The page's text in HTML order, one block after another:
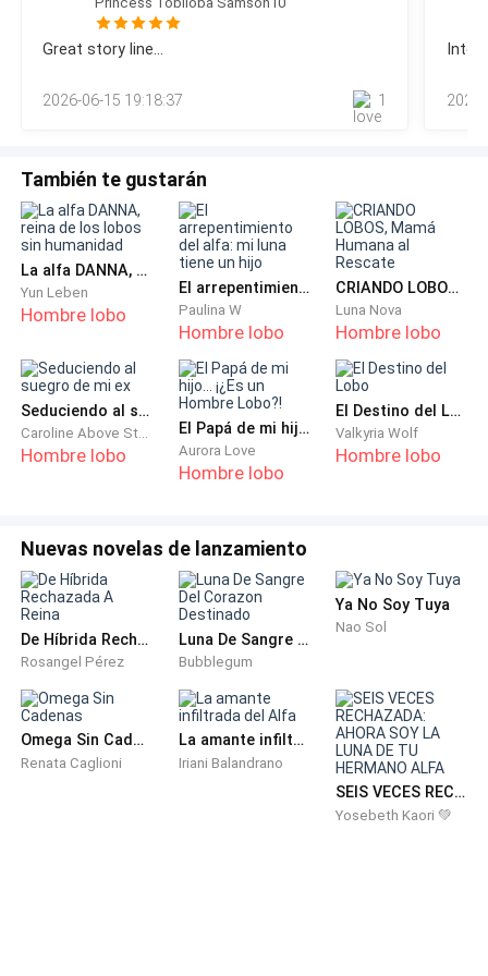
**CÁMARA DE VALERIA**
Esa misma tarde había llevado el veneno. El pequeño
frasco ardía ligeramente en mi mano. Era pequeño… y
—¿Estás segura de esto? —preguntó Camila con
suavidad, buscando mis ojos.
No respondí de inmediato, porque en realidad no
estaba segura. Ni del veneno, ni del plan de escape, ni
de nada. Pero sí estaba segura de una cosa: si me
quedaba un poco más en ese palacio, moriría
lentamente… o, peor aún, viviría como si no fuera
nadie.
—Nunca te dejará ir, Valeria —continuó Camila, con la
voz tensa—. Lo sabes, ¿verdad?
lo que consideraba suyo. Y eso era yo para él: una
simple criadora, un error que toleraba.
Mis dedos se apretaron alrededor del frasco.
—No me voy a quedar —dije en voz baja, pero firme—.
Ya no.
estuviera ahí dentro nos oyó», murmuró.«O quería que los
oyéramos», respondió el Alfa Diego.Ese pensamiento me
oprimió el pecho, pues sabía que esto tenía que ser una
hasta que su hombro rozó el mío.El aire
Great story line...️
2026-06-15 19:18:37 1
También te gustarán
La alfa DANNA, reina de los lobos sin humanidad
Yun Leben
Hombre lobo
El arrepentimiento del alfa: mi luna tiene un hijo
Paulina W
Hombre lobo
CRIANDO LOBOS, Mamá Humana al Rescate
Luna Nova
Hombre lobo
Seduciendo al suegro de mi ex
Hombre lobo
El Papá de mi hijo... ¡¿Es un Hombre Lobo?!
Aurora Love
Hombre lobo
El Destino del Lobo
Valkyria Wolf
Hombre lobo
Nuevas novelas de lanzamiento
De Híbrida Rechazada A Reina
Rosangel Pérez
Luna De Sangre Del Corazon Destinado
Bubblegum
Ya No Soy Tuya
Nao Sol
Omega Sin Cadenas
Renata Caglioni
La amante infiltrada del Alfa
Iriani Balandrano
SEIS VECES RECHAZADA: AHORA SOY LA LUNA DE TU HERMANO ALFA
Yosebeth Kaori 💚